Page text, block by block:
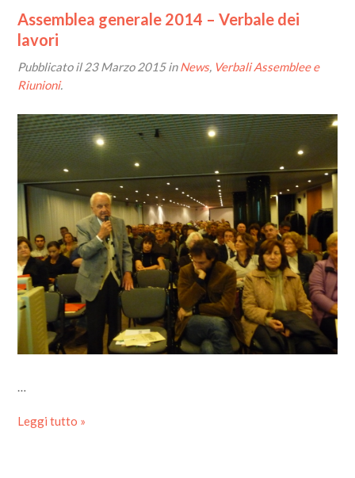
Assemblea generale 2014 – Verbale dei
lavori
Pubblicato il23 Marzo 2015inNews, Verbali Assemblee e
Riunioni.
…
Leggi tutto »